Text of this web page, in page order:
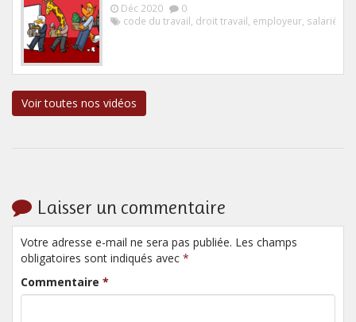
Déc 2020
0
code du travail, droit travail, employeur, salarié
Voir toutes nos vidéos
Laisser un commentaire
Votre adresse e-mail ne sera pas publiée. Les champs
obligatoires sont indiqués avec *
Commentaire *